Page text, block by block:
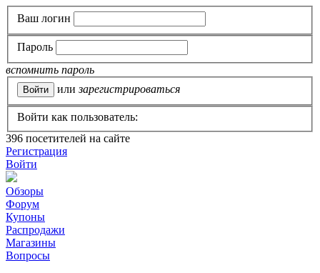
Ваш логин
Пароль
вспомнить пароль
или зарегистрироваться
Войти как пользователь:
396 посетителей на сайте
Регистрация
Войти
Обзоры
Форум
Купоны
Распродажи
Магазины
Вопросы